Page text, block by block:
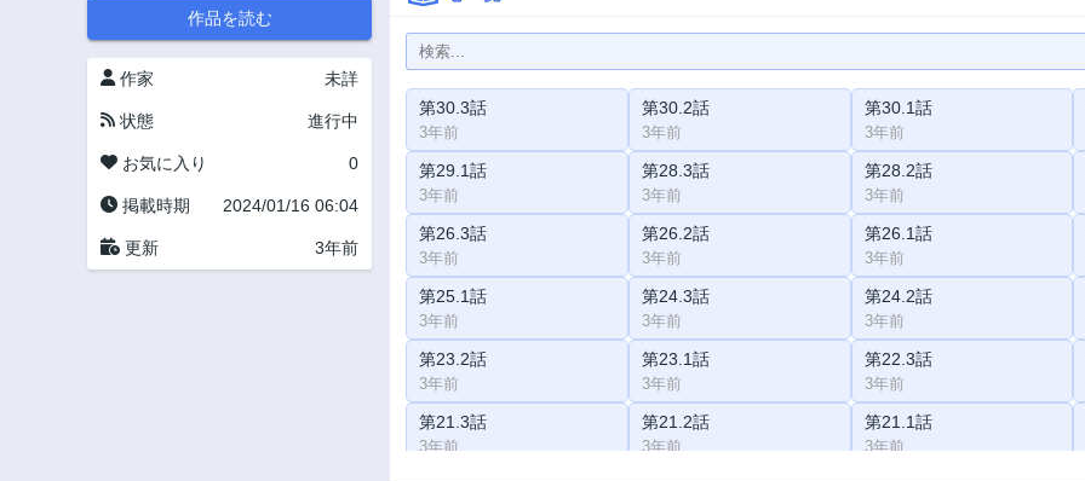
作品を読む
作家 未詳
状態 進行中
お気に入り 0
掲載時期 2024/01/16 06:04
更新 3年前
第30.3話
3年前
第30.2話
3年前
第30.1話
3年前
第29.1話
3年前
第28.3話
3年前
第28.2話
3年前
第26.3話
3年前
第26.2話
3年前
第26.1話
3年前
第25.1話
3年前
第24.3話
3年前
第24.2話
3年前
第23.2話
3年前
第23.1話
3年前
第22.3話
3年前
第21.3話
3年前
第21.2話
3年前
第21.1話
3年前